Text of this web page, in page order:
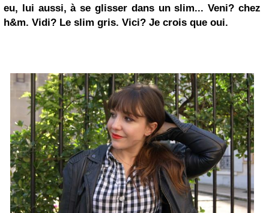
eu, lui aussi, à se glisser dans un slim... Veni? chez
h&m. Vidi? Le slim gris. Vici? Je crois que oui.